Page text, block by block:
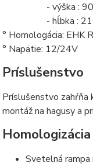
- výška :
- hĺbka :
° Homologácia: EHK
° Napätie: 12/24V
Príslušenstvo
Príslušenstvo zahŕňa
montáž na hagusy a
Homologizácia
Svetelná